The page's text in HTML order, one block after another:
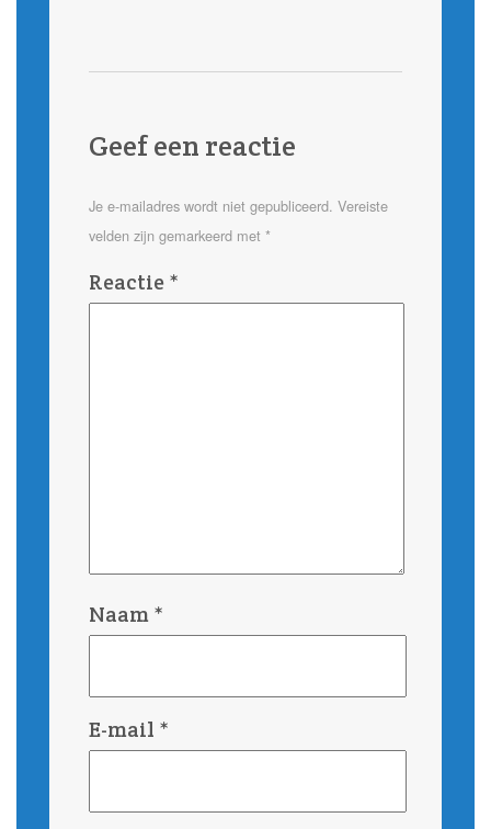
Geef een reactie
Je e-mailadres wordt niet gepubliceerd. Vereiste
velden zijn gemarkeerd met *
Reactie *
Naam *
E-mail *